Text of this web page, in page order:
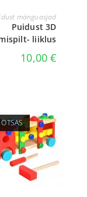
KORVI
mänguasjad
Puidust 3D
liiklus
10,00€